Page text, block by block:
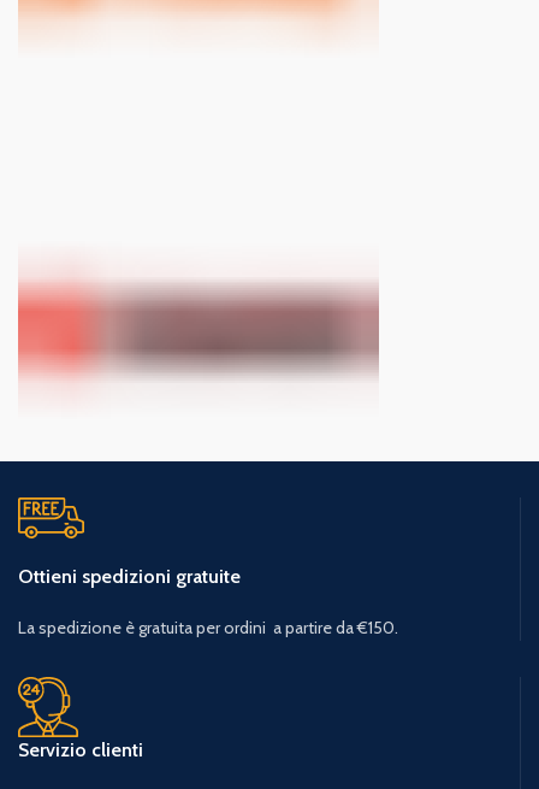
Ottieni spedizioni gratuite
La spedizione è gratuita per ordini a partire da €150.
Servizio clienti